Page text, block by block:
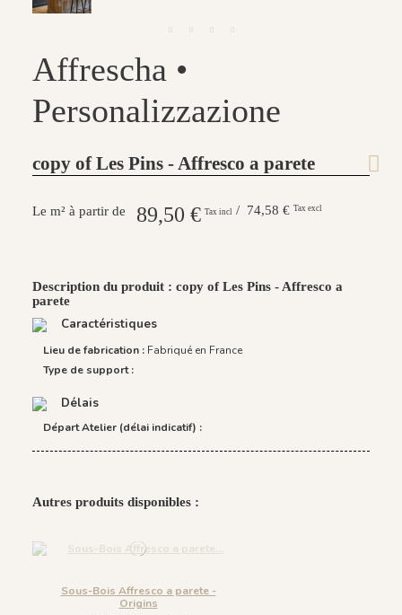
Affrescha •
Personalizzazione
copy of Les Pins - Affresco a parete
89,50 € Tax incl / 74,58 € Tax excl
Description du produit : copy of Les Pins - Affresco a
parete
Caractéristiques
Lieu de fabrication : Fabriqué en France
Type de support :
Délais
Départ Atelier (délai indicatif) :
Autres produits disponibles :
Sous-Bois Affresco a parete -
Origins